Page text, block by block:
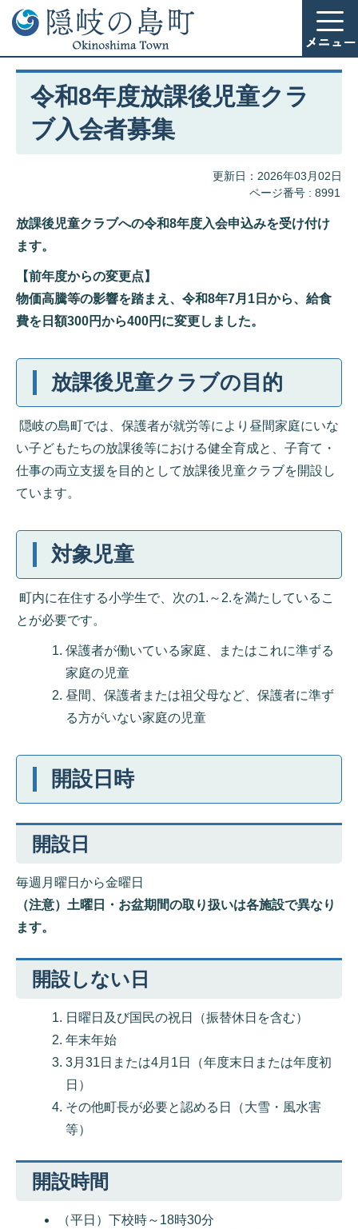
令和8年度放課後児童クラ
ブ入会者募集
更新日：2026年03月02日
ページ番号 : 8991
放課後児童クラブへの令和8年度入会申込みを受け付け
ます。
【前年度からの変更点】
物価高騰等の影響を踏まえ、令和8年7月1日から、給食
費を日額300円から400円に変更しました。
放課後児童クラブの目的
隠岐の島町では、保護者が就労等により昼間家庭にいな
い子どもたちの放課後等における健全育成と、子育て・
仕事の両立支援を目的として放課後児童クラブを開設し
ています。
対象児童
町内に在住する小学生で、次の1.～2.を満たしているこ
とが必要です。
保護者が働いている家庭、またはこれに準ずる
家庭の児童
昼間、保護者または祖父母など、保護者に準ず
る方がいない家庭の児童
開設日時
開設日
毎週月曜日から金曜日
（注意）土曜日・お盆期間の取り扱いは各施設で異なり
ます。
開設しない日
日曜日及び国民の祝日（振替休日を含む）
年末年始
3月31日または4月1日（年度末日または年度初
日）
その他町長が必要と認める日（大雪・風水害
等）
開設時間
（平日）下校時～18時30分